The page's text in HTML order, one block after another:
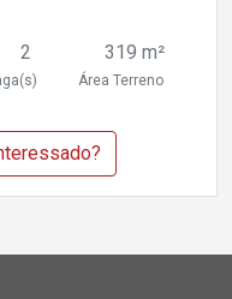
2 319 m²
Área Terreno